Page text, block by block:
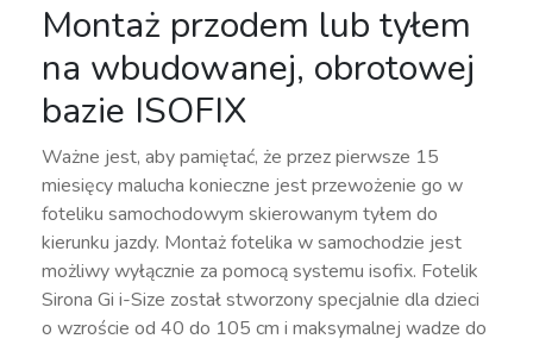
Montaż przodem lub tyłem
na wbudowanej, obrotowej
bazie ISOFIX
Ważne jest, aby pamiętać, że przez pierwsze 15
miesięcy malucha konieczne jest przewożenie go w
foteliku samochodowym skierowanym tyłem do
kierunku jazdy. Montaż fotelika w samochodzie jest
możliwy wyłącznie za pomocą systemu isofix. Fotelik
Sirona Gi i-Size został stworzony specjalnie dla dzieci
o wzroście od 40 do 105 cm i maksymalnej wadze do